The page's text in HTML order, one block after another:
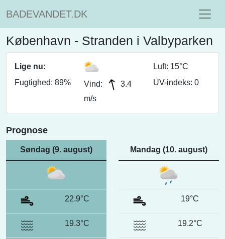
BADEVANDET.DK
København - Stranden i Valbyparken
Lige nu:
Luft: 15°C
Fugtighed: 89%
Vind:
3.4
m/s
UV-indeks: 0
Prognose
Søndag (9. august)
22.9°C
19.3°C
Mandag (10. august)
19°C
19.2°C